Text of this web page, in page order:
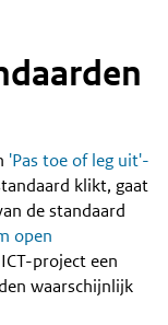
'Pas toe of leg uit'-
klikt, gaat
de standaard
open
project een
waarschijnlijk